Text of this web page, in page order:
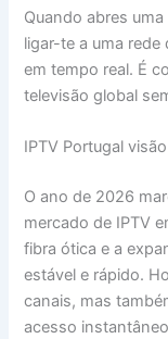
Quando abres uma
ligar-te a uma
em tempo real. É
televisão global
IPTV Portugal
O ano de 2026
mercado de IPTV
fibra ótica e a
estável e rápido.
canais, mas
acesso